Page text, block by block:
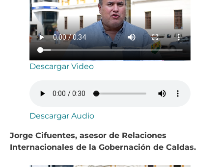
Descargar Video
Descargar Audio
Jorge Cifuentes, asesor de Relaciones
Internacionales de la Gobernación de Caldas.